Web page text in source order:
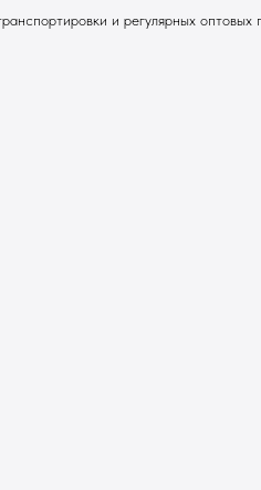
и регулярных оптовых